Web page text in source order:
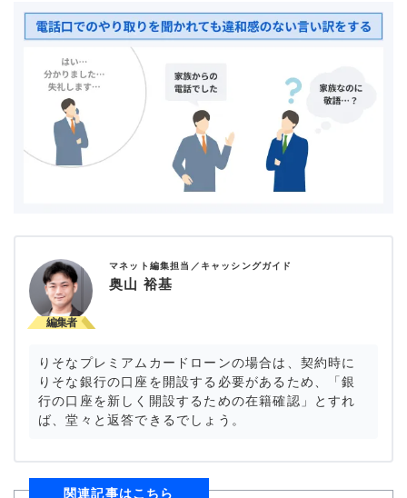
マネット編集担当／キャッシングガイド
奥山 裕基
りそなプレミアムカードローンの場合は、契約時に
りそな銀行の口座を開設する必要があるため、「銀
行の口座を新しく開設するための在籍確認」とすれ
ば、堂々と返答できるでしょう。
関連記事はこちら